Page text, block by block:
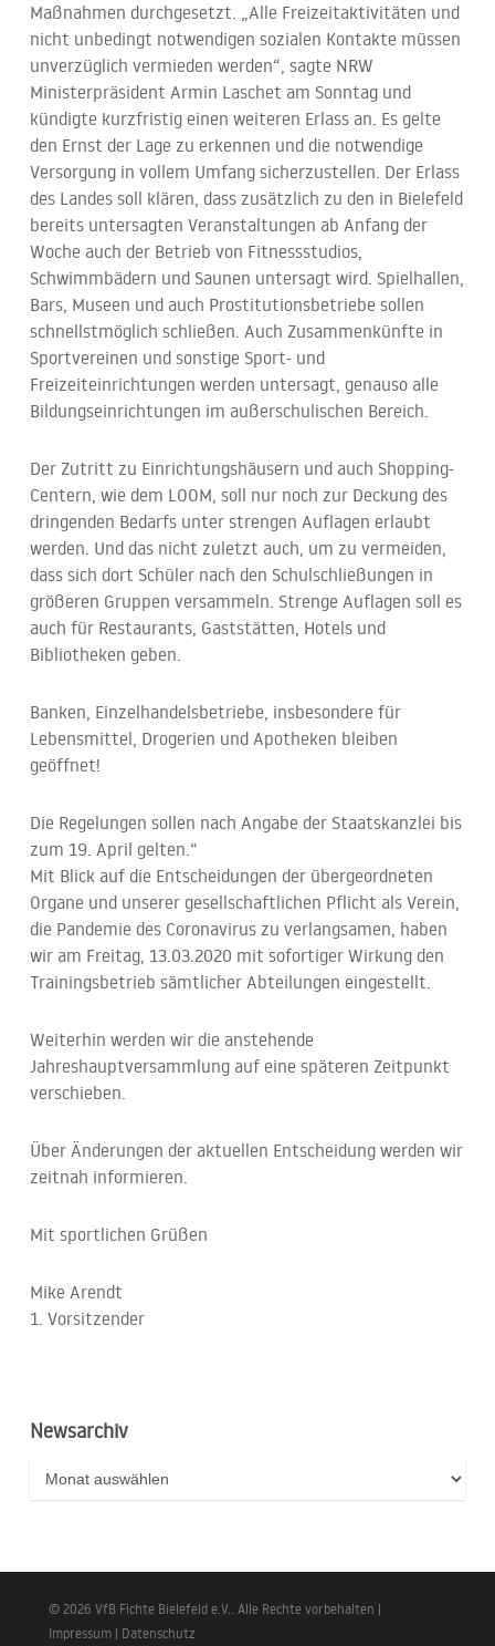
Maßnahmen durchgesetzt. „Alle Freizeitaktivitäten und
nicht unbedingt notwendigen sozialen Kontakte müssen
unverzüglich vermieden werden“, sagte NRW
Ministerpräsident Armin Laschet am Sonntag und
kündigte kurzfristig einen weiteren Erlass an. Es gelte
den Ernst der Lage zu erkennen und die notwendige
Versorgung in vollem Umfang sicherzustellen. Der Erlass
des Landes soll klären, dass zusätzlich zu den in Bielefeld
bereits untersagten Veranstaltungen ab Anfang der
Woche auch der Betrieb von Fitnessstudios,
Schwimmbädern und Saunen untersagt wird. Spielhallen,
Bars, Museen und auch Prostitutionsbetriebe sollen
schnellstmöglich schließen. Auch Zusammenkünfte in
Sportvereinen und sonstige Sport- und
Freizeiteinrichtungen werden untersagt, genauso alle
Bildungseinrichtungen im außerschulischen Bereich.
Der Zutritt zu Einrichtungshäusern und auch Shopping-
Centern, wie dem LOOM, soll nur noch zur Deckung des
dringenden Bedarfs unter strengen Auflagen erlaubt
werden. Und das nicht zuletzt auch, um zu vermeiden,
dass sich dort Schüler nach den Schulschließungen in
größeren Gruppen versammeln. Strenge Auflagen soll es
auch für Restaurants, Gaststätten, Hotels und
Bibliotheken geben.
Banken, Einzelhandelsbetriebe, insbesondere für
Lebensmittel, Drogerien und Apotheken bleiben
geöffnet!
Die Regelungen sollen nach Angabe der Staatskanzlei bis
zum 19. April gelten.“
Mit Blick auf die Entscheidungen der übergeordneten
Organe und unserer gesellschaftlichen Pflicht als Verein,
die Pandemie des Coronavirus zu verlangsamen, haben
wir am Freitag, 13.03.2020 mit sofortiger Wirkung den
Trainingsbetrieb sämtlicher Abteilungen eingestellt.
Weiterhin werden wir die anstehende
Jahreshauptversammlung auf eine späteren Zeitpunkt
verschieben.
Über Änderungen der aktuellen Entscheidung werden wir
zeitnah informieren.
Mit sportlichen Grüßen
Mike Arendt
1. Vorsitzender
Newsarchiv
Newsarchiv
© 2026 VfB Fichte Bielefeld e.V.. Alle Rechte vorbehalten |
Impressum | Datenschutz